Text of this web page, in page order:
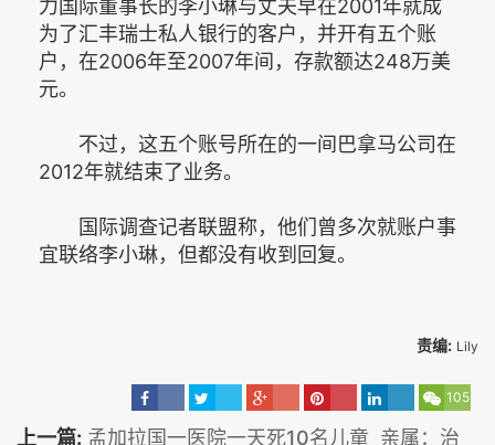
力国际董事长的李小琳与丈夫早在2001年就成
为了汇丰瑞士私人银行的客户，并开有五个账
户，在2006年至2007年间，存款额达248万美
元。
不过，这五个账号所在的一间巴拿马公司在
2012年就结束了业务。
国际调查记者联盟称，他们曾多次就账户事
宜联络李小琳，但都没有收到回复。
责编: Lily
105
上一篇: 孟加拉国一医院一天死10名儿童 亲属：治